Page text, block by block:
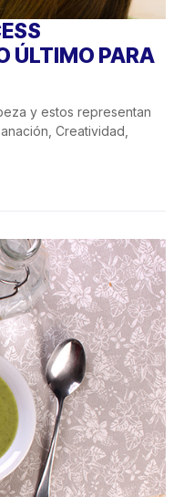
ÚLTIMO PARA
y estos representan
Creatividad,